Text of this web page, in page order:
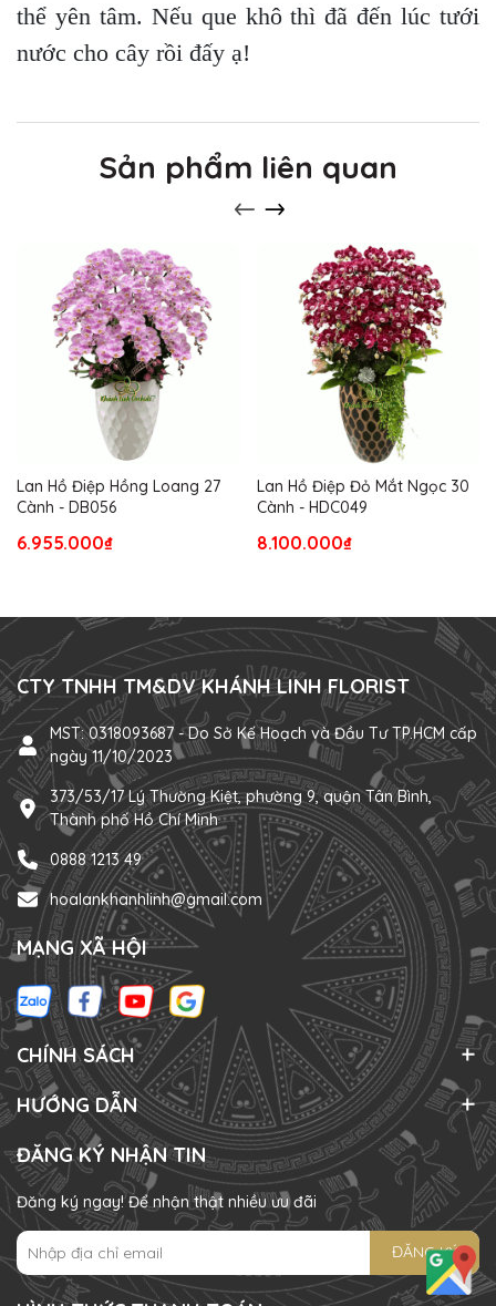
thể yên tâm. Nếu que khô thì đã đến lúc tưới
nước cho cây rồi đấy ạ!
Sản phẩm liên quan
Lan Hồ Điệp Hồng Loang 27
Cành - DB056
6.955.000₫
Lan Hồ Điệp Đỏ Mắt Ngọc 30
Cành - HDC049
8.100.000₫
CTY TNHH TM&DV KHÁNH LINH FLORIST
MST: 0318093687 - Do Sở Kế Hoạch và Đầu Tư TP.HCM cấp
ngày 11/10/2023
373/53/17 Lý Thường Kiệt, phường 9, quận Tân Bình,
Thành phố Hồ Chí Minh
0888 1213 49
hoalankhanhlinh@gmail.com
MẠNG XÃ HỘI
CHÍNH SÁCH
HƯỚNG DẪN
ĐĂNG KÝ NHẬN TIN
Đăng ký ngay! Để nhận thật nhiều ưu đãi
ĐĂNG KÝ